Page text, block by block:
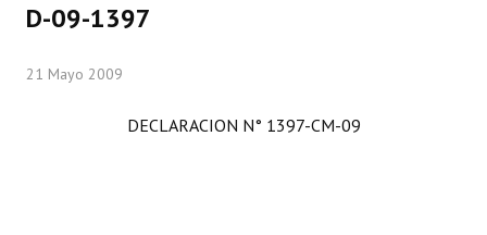
Comisiones Permanentes
Comisiones Especiales
D-09-1397
21 Mayo 2009
DECLARACION N° 1397-CM-09